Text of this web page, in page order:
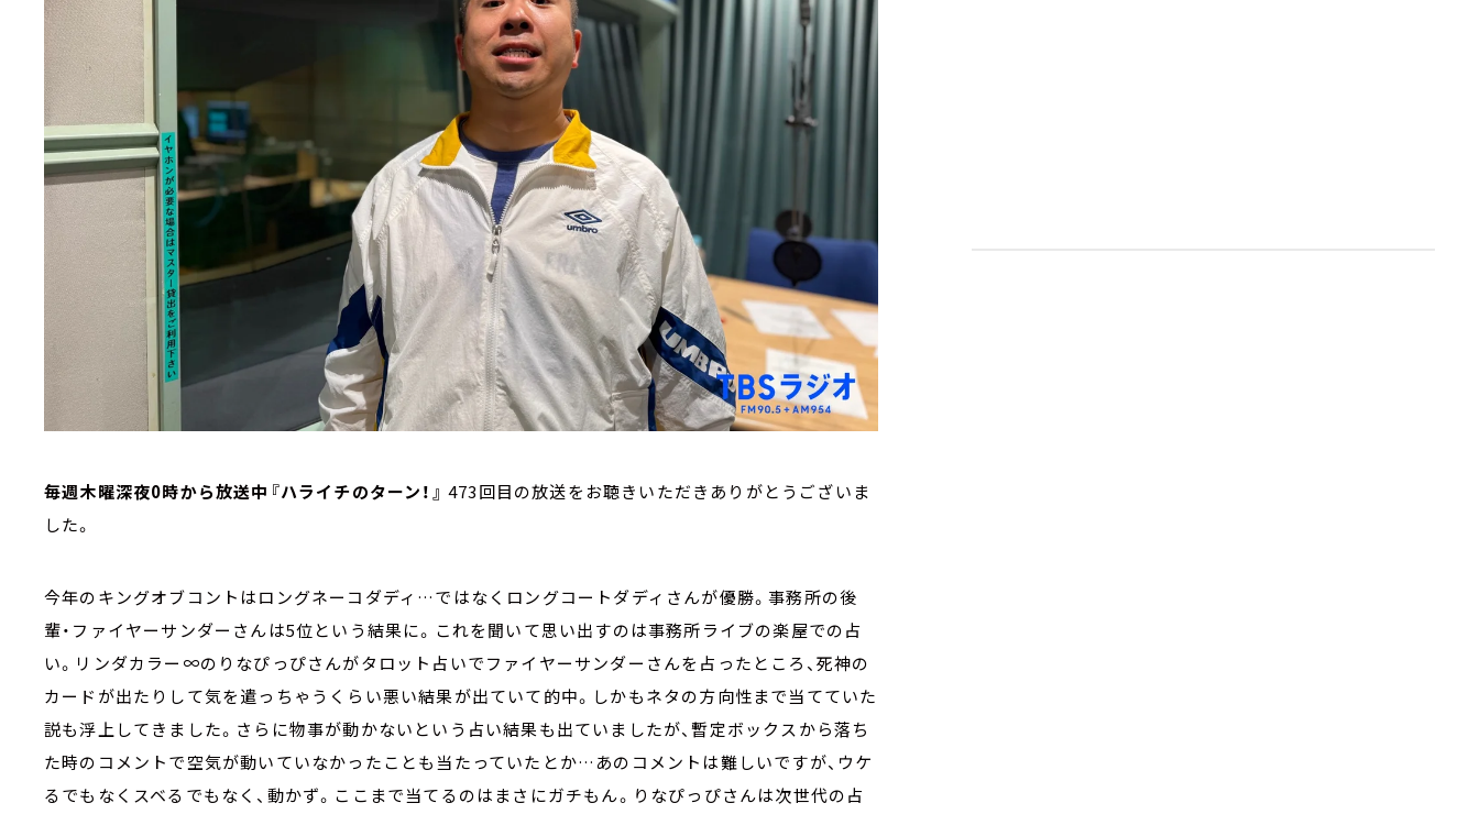
毎週木曜深夜0時から放送中『ハライチのターン！』 473回目の放送をお聴きいただきありがとうございま
した。
今年のキングオブコントはロングネーコダディ…ではなくロングコートダディさんが優勝。事務所の後
輩・ファイヤーサンダーさんは5位という結果に。これを聞いて思い出すのは事務所ライブの楽屋での占
い。リンダカラー∞のりなぴっぴさんがタロット占いでファイヤーサンダーさんを占ったところ、死神の
カードが出たりして気を遣っちゃうくらい悪い結果が出ていて的中。しかもネタの方向性まで当てていた
説も浮上してきました。さらに物事が動かないという占い結果も出ていましたが、暫定ボックスから落ち
た時のコメントで空気が動いていなかったことも当たっていたとか…あのコメントは難しいですが、ウケ
るでもなくスベるでもなく、動かず。ここまで当てるのはまさにガチもん。りなぴっぴさんは次世代の占